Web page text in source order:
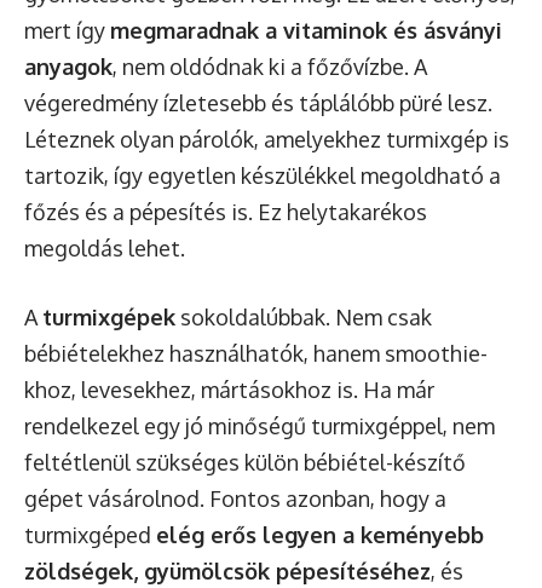
mert így megmaradnak a vitaminok és ásványi
anyagok, nem oldódnak ki a főzővízbe. A
végeredmény ízletesebb és táplálóbb püré lesz.
Léteznek olyan párolók, amelyekhez turmixgép is
tartozik, így egyetlen készülékkel megoldható a
főzés és a pépesítés is. Ez helytakarékos
megoldás lehet.
A turmixgépek sokoldalúbbak. Nem csak
bébiételekhez használhatók, hanem smoothie-
khoz, levesekhez, mártásokhoz is. Ha már
rendelkezel egy jó minőségű turmixgéppel, nem
feltétlenül szükséges külön bébiétel-készítő
gépet vásárolnod. Fontos azonban, hogy a
turmixgéped elég erős legyen a keményebb
zöldségek, gyümölcsök pépesítéséhez, és